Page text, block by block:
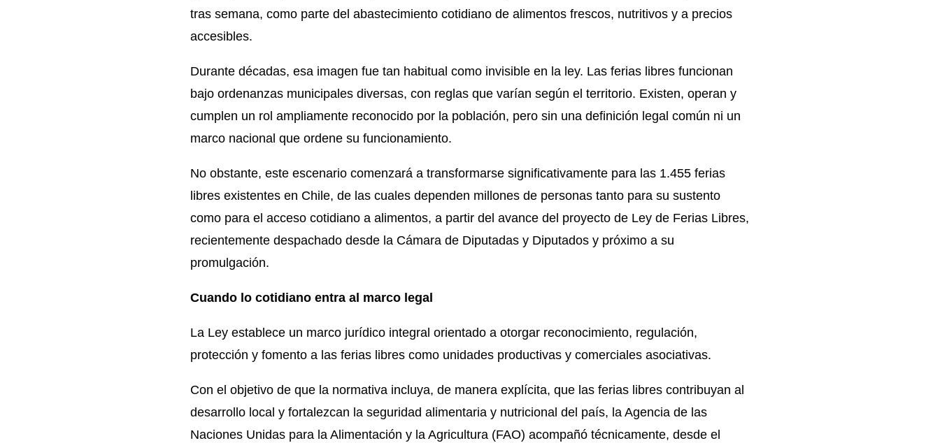
tras semana, como parte del abastecimiento cotidiano de alimentos frescos, nutritivos y a precios
accesibles.
Durante décadas, esa imagen fue tan habitual como invisible en la ley. Las ferias libres funcionan
bajo ordenanzas municipales diversas, con reglas que varían según el territorio. Existen, operan y
cumplen un rol ampliamente reconocido por la población, pero sin una definición legal común ni un
marco nacional que ordene su funcionamiento.
No obstante, este escenario comenzará a transformarse significativamente para las 1.455 ferias
libres existentes en Chile, de las cuales dependen millones de personas tanto para su sustento
como para el acceso cotidiano a alimentos, a partir del avance del proyecto de Ley de Ferias Libres,
recientemente despachado desde la Cámara de Diputadas y Diputados y próximo a su
promulgación.
Cuando lo cotidiano entra al marco legal
La Ley establece un marco jurídico integral orientado a otorgar reconocimiento, regulación,
protección y fomento a las ferias libres como unidades productivas y comerciales asociativas.
Con el objetivo de que la normativa incluya, de manera explícita, que las ferias libres contribuyan al
desarrollo local y fortalezcan la seguridad alimentaria y nutricional del país, la Agencia de las
Naciones Unidas para la Alimentación y la Agricultura (FAO) acompañó técnicamente, desde el